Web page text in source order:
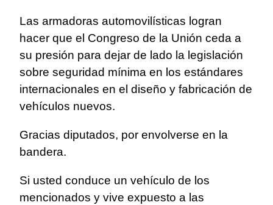
Las armadoras automovilísticas logran
hacer que el Congreso de la Unión ceda a
su presión para dejar de lado la legislación
sobre seguridad mínima en los estándares
internacionales en el diseño y fabricación de
vehículos nuevos.
Gracias diputados, por envolverse en la
bandera.
Si usted conduce un vehículo de los
mencionados y vive expuesto a las